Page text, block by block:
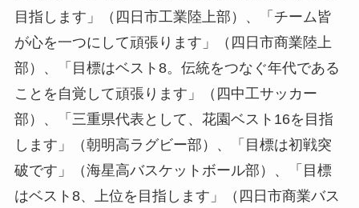
目指します」（四日市工業陸上部）、「チーム皆
が心を一つにして頑張ります」（四日市商業陸上
部）、「目標はベスト8。伝統をつなぐ年代である
ことを自覚して頑張ります」（四中工サッカー
部）、「三重県代表として、花園ベスト16を目指
します」（朝明高ラグビー部）、「目標は初戦突
破です」（海星高バスケットボール部）、「目標
はベスト8、上位を目指します」（四日市商業バス